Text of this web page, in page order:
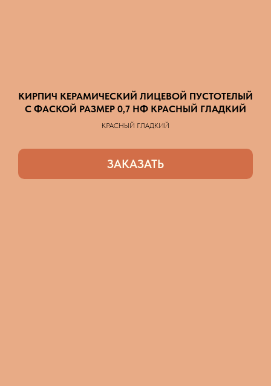
КИРПИЧ КЕРАМИЧЕСКИЙ ЛИЦЕВОЙ ПУСТОТЕЛЫЙ
С ФАСКОЙ РАЗМЕР 0,7 НФ КРАСНЫЙ ГЛАДКИЙ
КРАСНЫЙ ГЛАДКИЙ
ЗАКАЗАТЬ